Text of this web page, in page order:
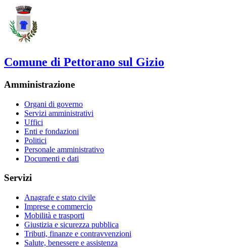
Comune di Pettorano sul Gizio
Amministrazione
Organi di governo
Servizi amministrativi
Uffici
Enti e fondazioni
Politici
Personale amministrativo
Documenti e dati
Servizi
Anagrafe e stato civile
Imprese e commercio
Mobilità e trasporti
Giustizia e sicurezza pubblica
Tributi, finanze e contravvenzioni
Salute, benessere e assistenza